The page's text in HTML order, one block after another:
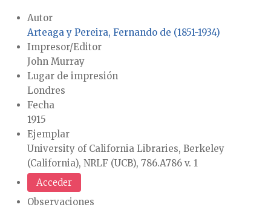
Autor
Arteaga y Pereira, Fernando de (1851-1934)
Impresor/Editor
John Murray
Lugar de impresión
Londres
Fecha
1915
Ejemplar
University of California Libraries, Berkeley
(California), NRLF (UCB), 786.A786 v. 1
Acceder
Observaciones